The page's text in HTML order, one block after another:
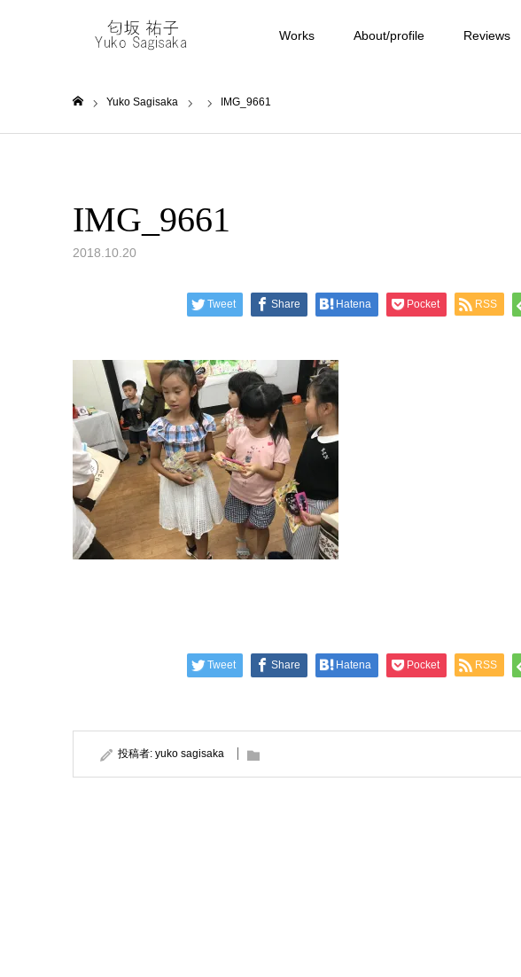
Works About/profile Reviews
Yuko Sagisaka IMG_9661
IMG_9661
2018.10.20
Tweet Share Hatena Pocket RSS
Tweet Share Hatena Pocket RSS
投稿者: yuko sagisaka